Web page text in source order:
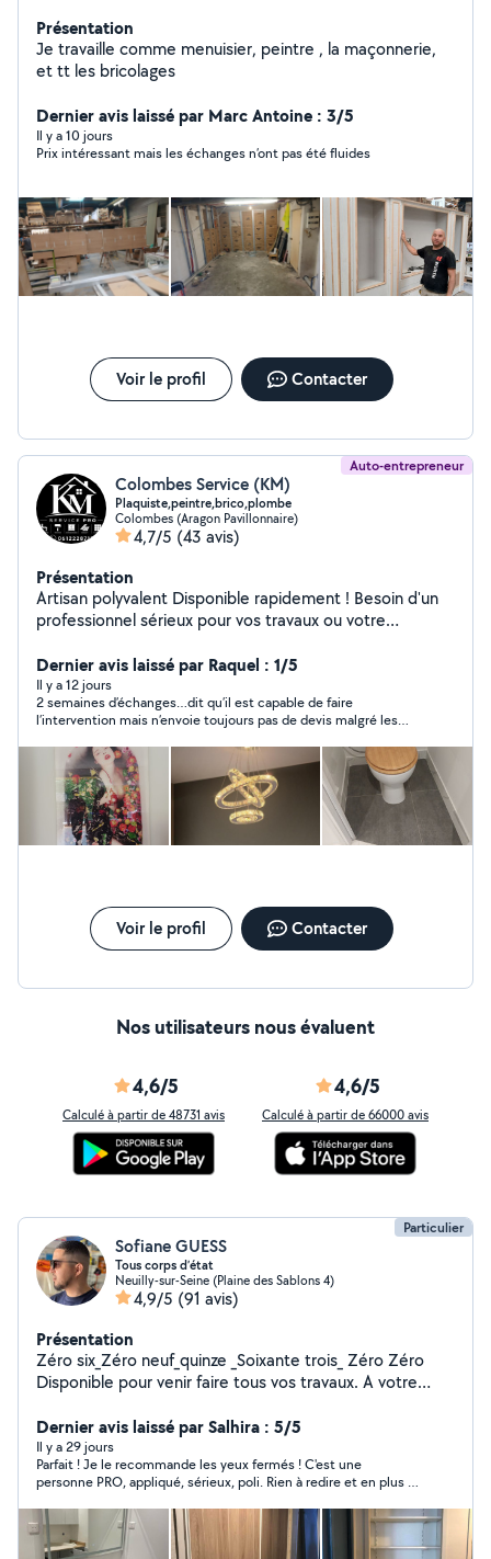
Présentation
Je travaille comme menuisier, peintre , la maçonnerie,
et tt les bricolages
Dernier avis laissé par Marc Antoine : 3/5
Il y a 10 jours
Prix intéressant mais les échanges n’ont pas été fluides
Voir le profil Contacter
Auto-entrepreneur
Colombes Service (KM)
Plaquiste,peintre,brico,plombe
Colombes (Aragon Pavillonnaire)
4,7/5 (43 avis)
Présentation
Artisan polyvalent Disponible rapidement ! Besoin d'un
professionnel sérieux pour vos travaux ou votre
soignées et au meilleur rapport qualité/prix. -Peinture
intérieure/extérieure -Pose de placo (BA13), plâtrerie -
Plomberie (installation, dépannage) -Électricité (petits
travaux) -Pose de parquet -Installation et réparation de
volets -Nettoyage maison, appartement ou locaux
(Homme ou femme selon votre préférence) -Travail
propre et efficace -Intervention rapide -Devis gratuit -À
l'écoute de vos besoins Satisfaction client = priorité !
Contactez-moi dès maintenant pour un service fiable et
Dernier avis laissé par Raquel : 1/5
Il y a 12 jours
2 semaines d’échanges…dit qu’il est capable de faire
l’intervention mais n’envoie toujours pas de devis malgré les
ce pour quoi vous avez répondu, vous pouvez tout simplement
le dire au lieu de faire attendre les gens pour rien.
Voir le profil Contacter
Nos utilisateurs nous évaluent
4,6/5
Calculé à partir de 48731 avis
4,6/5
Calculé à partir de 66000 avis
Particulier
Sofiane GUESS
Tous corps d’état
Neuilly-sur-Seine (Plaine des Sablons 4)
4,9/5 (91 avis)
Présentation
Zéro six_Zéro neuf_quinze _Soixante trois_ Zéro Zéro
Disponible pour venir faire tous vos travaux. A votre
cuisine,montage meuble,rideau et stores
-Électricité:prise,luminaires Plombière:fuîtes Montage
des meubles Meubles salle de bain Tringle de rideaux
Tous types d'armoire Étagères fixées au mur Fixation TV
au mur Serrure de porte Poignée de fenêtre
Dernier avis laissé par Salhira : 5/5
Il y a 29 jours
Parfait ! Je le recommande les yeux fermés ! C'est une
personne PRO, appliqué, sérieux, poli. Rien à redire et en plus il